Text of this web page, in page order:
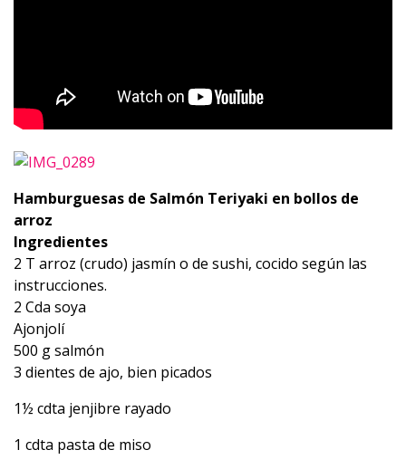
Hamburguesas de Salmón Teriyaki en bollos de
arroz
Ingredientes
2 T arroz (crudo) jasmín o de sushi, cocido según las
instrucciones.
2 Cda soya
Ajonjolí
500 g salmón
3 dientes de ajo, bien picados
1½ cdta jenjibre rayado
1 cdta pasta de miso